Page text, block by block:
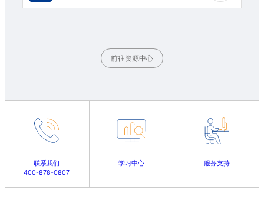
前往资源中心
联系我们
400-878-0807
学习中心 服务支持